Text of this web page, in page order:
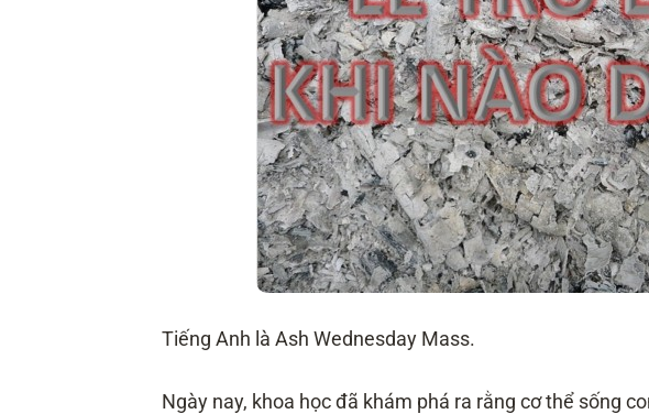
Tiếng Anh là Ash Wednesday Mass.
Ngày nay, khoa học đã khám phá ra rằng cơ thể sống